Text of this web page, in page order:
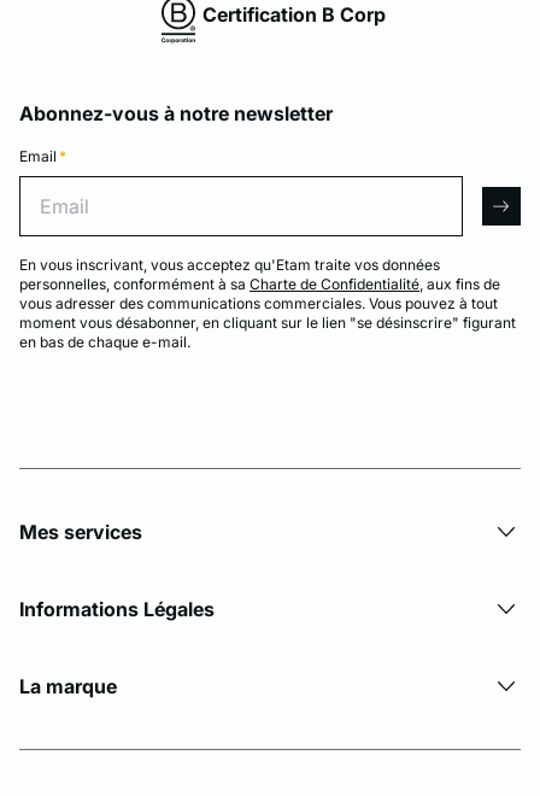
Certification B Corp
Abonnez-vous à notre newsletter
Email *
En vous inscrivant, vous acceptez qu'Etam traite vos données
personnelles, conformément à sa Charte de Confidentialité, aux fins de
vous adresser des communications commerciales. Vous pouvez à tout
moment vous désabonner, en cliquant sur le lien "se désinscrire" figurant
en bas de chaque e-mail.
Mes services
Informations Légales
La marque